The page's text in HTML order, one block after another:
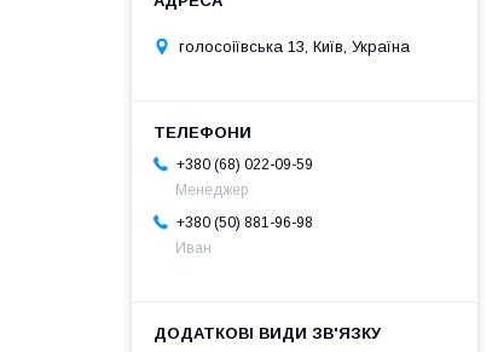
голосоіївська 13, Київ, Україна
+380 (68) 022-09-59
Менеджер
+380 (50) 881-96-98
Иван